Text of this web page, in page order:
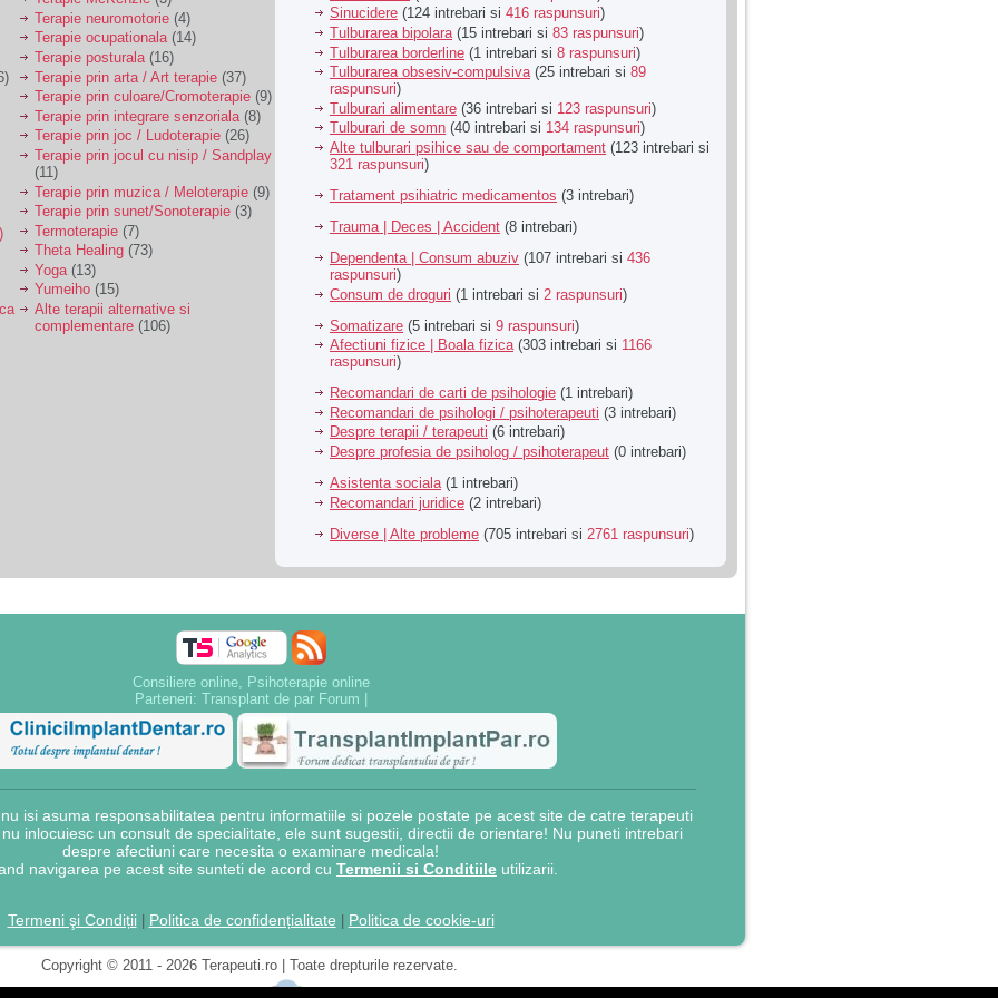
Terapie neuromotorie (4)
Terapie ocupationala(14)
Terapie posturala (16)
Terapie prin arta / Art terapie (37)
Terapie prin culoare/Cromoterapie (9)
Terapie prin integrare senzoriala (8)
Terapie prin joc / Ludoterapie (26)
Terapie prin jocul cu nisip / Sandplay
(11)
Terapie prin muzica / Meloterapie (9)
Terapie prin sunet/Sonoterapie (3)
Termoterapie (7)
Theta Healing (73)
Yoga (13)
Yumeiho (15)
Alte terapii alternative si
complementare (106)
Sinucidere (124 intrebari si 416 raspunsuri)
Tulburarea bipolara(15 intrebari si 83 raspunsuri)
Tulburarea borderline (1 intrebari si 8 raspunsuri)
Tulburarea obsesiv-compulsiva(25 intrebari si 89
raspunsuri)
Tulburari alimentare (36 intrebari si 123 raspunsuri)
Tulburari de somn (40 intrebari si 134 raspunsuri)
Alte tulburari psihice sau de comportament (123 intrebari si
321 raspunsuri)
Tratament psihiatric medicamentos (3 intrebari)
Trauma | Deces | Accident (8 intrebari)
Dependenta | Consum abuziv (107 intrebari si 436
raspunsuri)
Consum de droguri (1 intrebari si 2 raspunsuri)
Somatizare (5 intrebari si 9 raspunsuri)
Afectiuni fizice | Boala fizica(303 intrebari si 1166
raspunsuri)
Recomandari de carti de psihologie (1 intrebari)
Recomandari de psihologi / psihoterapeuti (3 intrebari)
Despre terapii / terapeuti (6 intrebari)
Despre profesia de psiholog / psihoterapeut (0 intrebari)
Asistenta sociala (1 intrebari)
Recomandari juridice (2 intrebari)
Diverse | Alte probleme (705 intrebari si 2761 raspunsuri)
Consiliere online, Psihoterapie online
Parteneri: Transplant de par Forum
isi asuma responsabilitatea pentru informatiile si pozele postate pe acest site de catre terapeuti
inlocuiesc un consult de specialitate, ele sunt sugestii, directii de orientare! Nu puneti intrebari
despre afectiuni care necesita o examinare medicala!
navigarea pe acest site sunteti de acord cu Termenii si Conditiile utilizarii.
Termeni şi Condiții| Politica de confidențialitate Politica de cookie-uri
Copyright © 2011 - 2026 Terapeuti.ro | Toate drepturile rezervate.